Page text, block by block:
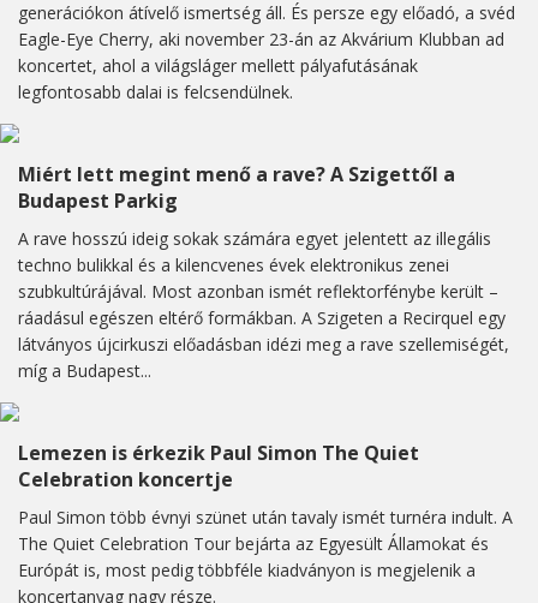
generációkon átívelő ismertség áll. És persze egy előadó, a svéd
Eagle-Eye Cherry, aki november 23-án az Akvárium Klubban ad
koncertet, ahol a világsláger mellett pályafutásának
legfontosabb dalai is felcsendülnek.
Miért lett megint menő a rave? A Szigettől a
Budapest Parkig
A rave hosszú ideig sokak számára egyet jelentett az illegális
techno bulikkal és a kilencvenes évek elektronikus zenei
szubkultúrájával. Most azonban ismét reflektorfénybe került –
ráadásul egészen eltérő formákban. A Szigeten a Recirquel egy
látványos újcirkuszi előadásban idézi meg a rave szellemiségét,
míg a Budapest...
Lemezen is érkezik Paul Simon The Quiet
Celebration koncertje
Paul Simon több évnyi szünet után tavaly ismét turnéra indult. A
The Quiet Celebration Tour bejárta az Egyesült Államokat és
Európát is, most pedig többféle kiadványon is megjelenik a
koncertanyag nagy része.